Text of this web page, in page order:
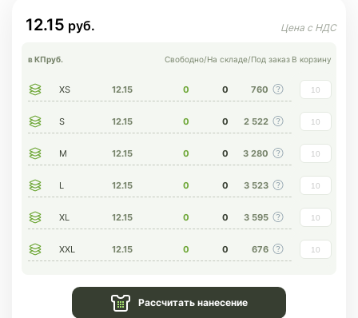
12.15
в КПруб. Свободно/На складе/Под заказ В корзину
XS 12.15 0 0 760
S 12.15 0 0 2 522
M 12.15 0 0 3 280
L 12.15 0 0 3 523
XL 12.15 0 0 3 595
XXL 12.15 0 0 676
Рассчитать нанесение